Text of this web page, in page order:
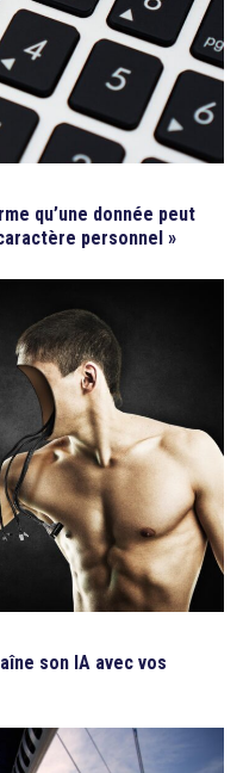
qu’une donnée peut
personnel »
son IA avec vos